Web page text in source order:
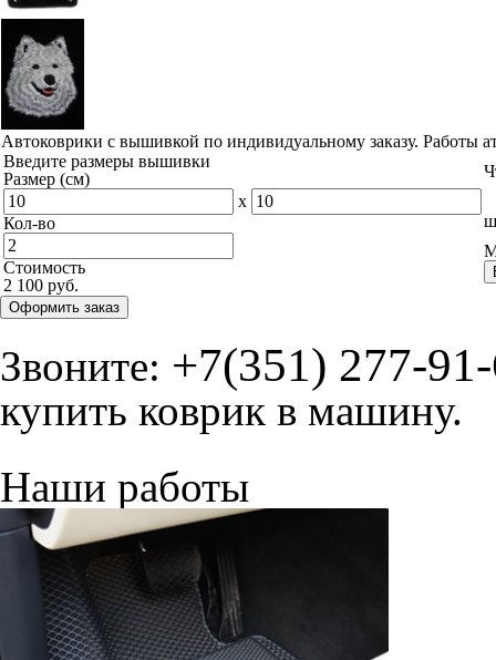
Автоковрики с вышивкой по индивидуальному заказу. Работы
Введите размеры вышивки
Размер (см)
x
Кол-во
Стоимость
2 100 руб.
Оформить заказ
Звоните: +7(351) 277-
купить коврик в машину.
Наши работы